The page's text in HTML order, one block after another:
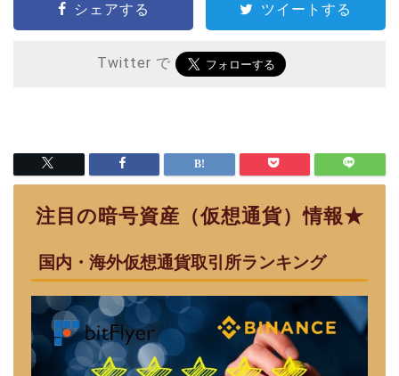
シェアする ツイートする
Twitter で
注目の暗号資産（仮想通貨）情報★
国内・海外仮想通貨取引所ランキング